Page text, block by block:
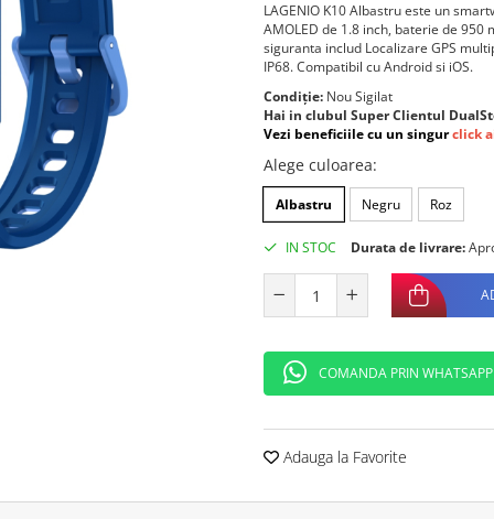
LAGENIO K10 Albastru este un
AMOLED de 1.8 inch, baterie de
siguranta includ Localizare GPS
IP68. Compatibil cu Android si iOS.
Condiție: Nou Sigilat
Hai in clubul Super Clientul
Vezi beneficiile cu un singurclick
Alege culoarea:
Albastru Negru Roz
IN STOC Durata de livrare:
COMANDA PRIN WHATSAPP
Adauga la Favorite